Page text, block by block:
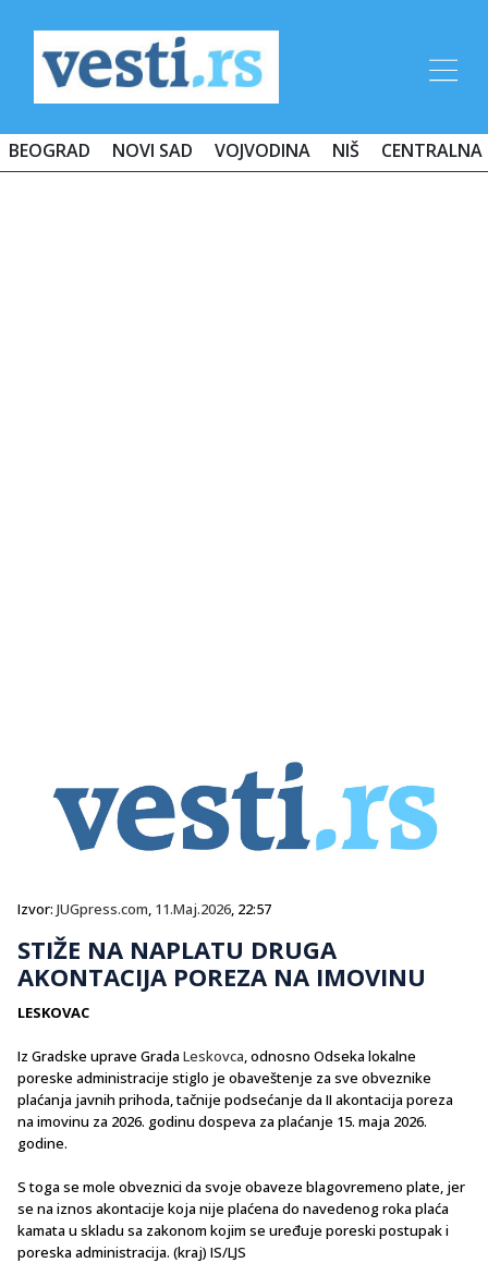
BEOGRAD NOVI SAD VOJVODINA NIŠ CENTRALNA
Izvor: JUGpress.com, 11.Maj.2026, 22:57
STIŽE NA NAPLATU DRUGA
AKONTACIJA POREZA NA IMOVINU
LESKOVAC
Iz Gradske uprave Grada Leskovca, odnosno Odseka lokalne
poreske administracije stiglo je obaveštenje za sve obveznike
plaćanja javnih prihoda, tačnije podsećanje da II akontacija poreza
na imovinu za 2026. godinu dospeva za plaćanje 15. maja 2026.
godine.
S toga se mole obveznici da svoje obaveze blagovremeno plate, jer
se na iznos akontacije koja nije plaćena do navedenog roka plaća
kamata u skladu sa zakonom kojim se uređuje poreski postupak i
poreska administracija. (kraj) IS/LJS